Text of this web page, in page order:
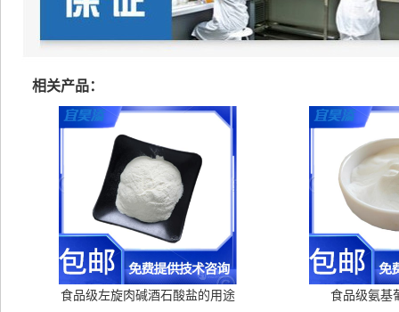
相关产品：
食品级左旋肉碱酒石酸盐的用途 食品级氨基